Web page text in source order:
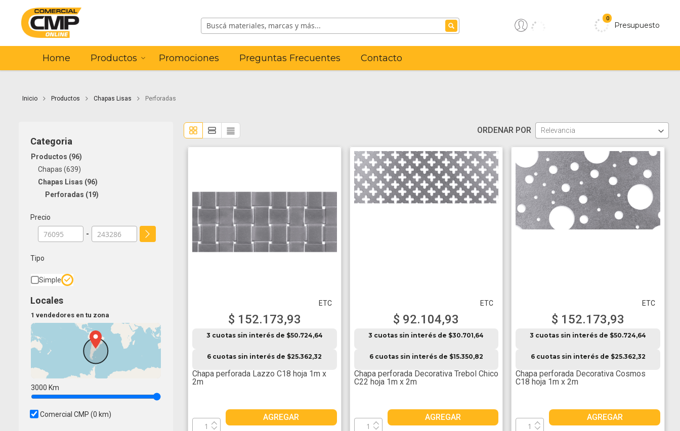
0
Presupuesto
Home Productos Promociones Preguntas Frecuentes Contacto
Inicio Productos Chapas Lisas Perforadas
Categoria
Productos
96
Chapas 639
Chapas Lisas
96
Perforadas
19
Precio
-
Tipo
Simple
Locales
1 vendedores en tu zona
3000 Km
Comercial CMP (0 km)
ORDENAR POR
ETC
$ 152.173,93
3 cuotas sin interés de $50.724,64
6 cuotas sin interés de $25.362,32
Chapa perforada Lazzo C18 hoja 1m x
2m
AGREGAR
ETC
$ 92.104,93
3 cuotas sin interés de $30.701,64
6 cuotas sin interés de $15.350,82
Chapa perforada Decorativa Trebol Chico
C22 hoja 1m x 2m
AGREGAR
ETC
$ 152.173,93
3 cuotas sin interés de $50.724,64
6 cuotas sin interés de $25.362,32
Chapa perforada Decorativa Cosmos
C18 hoja 1m x 2m
AGREGAR